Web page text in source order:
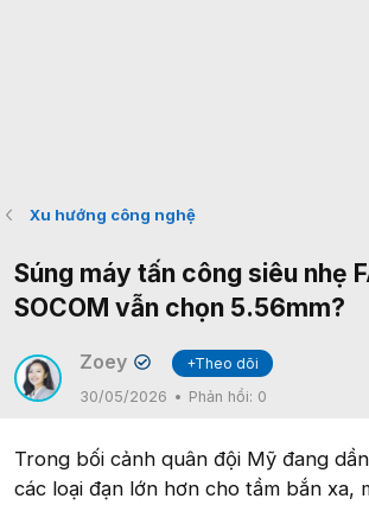
Xu hướng công nghệ
Súng máy tấn công siêu nhẹ
SOCOM vẫn chọn 5.56mm?
Zoey ✔
+Theo dõi
30/05/2026
Phản hồi: 0
Trong bối cảnh quân đội Mỹ đang
các loại đạn lớn hơn cho tầm bắn xa,